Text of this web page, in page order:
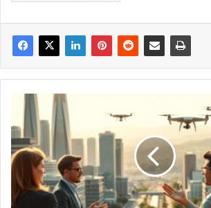
Wirtschaft
2030:
Wie
sich
Lippe
auf
die
digitale